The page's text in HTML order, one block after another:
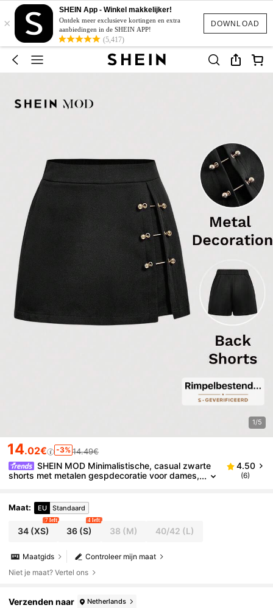
DOWNLOAD
×
SHEIN App - Winkel makkelijker!
Ontdek meer exclusieve kortingen en extra
aanbiedingen in de SHEIN APP!
(5,417)
1/5
14.02€ -3% 14.49€
SHEIN MOD Minimalistische, casual zwarte
shorts met metalen gespdecoratie voor dames,
4.50
(6)
Maat: EU Standaard
34(XS)
7 left
36 (S)
4 left
38 (M) 40/42 (L)
Controleer mijn maat
Maatgids
Niet je maat? Vertel ons
Verzenden naar Netherlands